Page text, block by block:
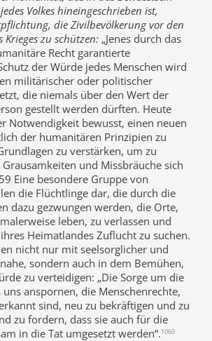
Volkes hineingeschrieben ist,
die Zivilbevölkerung vor den
Krieges zu schützen: „Jenes durch das
Recht garantierte
der Würde jedes Menschen wird
militärischer oder politischer
die niemals über den Wert der
gestellt werden dürften. Heute
Notwendigkeit bewusst, einen neuen
der humanitären Prinzipien zu
zu verstärken, um zu
und Missbräuche sich
Eine besondere Gruppe von
die Flüchtlinge dar, die durch die
dazu gezwungen werden, die Orte,
leben, zu verlassen und
Heimatlandes Zuflucht zu suchen.
nicht nur mit seelsorglicher und
sondern auch in dem Bemühen,
zu verteidigen: „Die Sorge um die
anspornen, die Menschenrechte,
sind, neu zu bekräftigen und zu
zu fordern, dass sie auch für die
in die Tat umgesetzt werden“.1060